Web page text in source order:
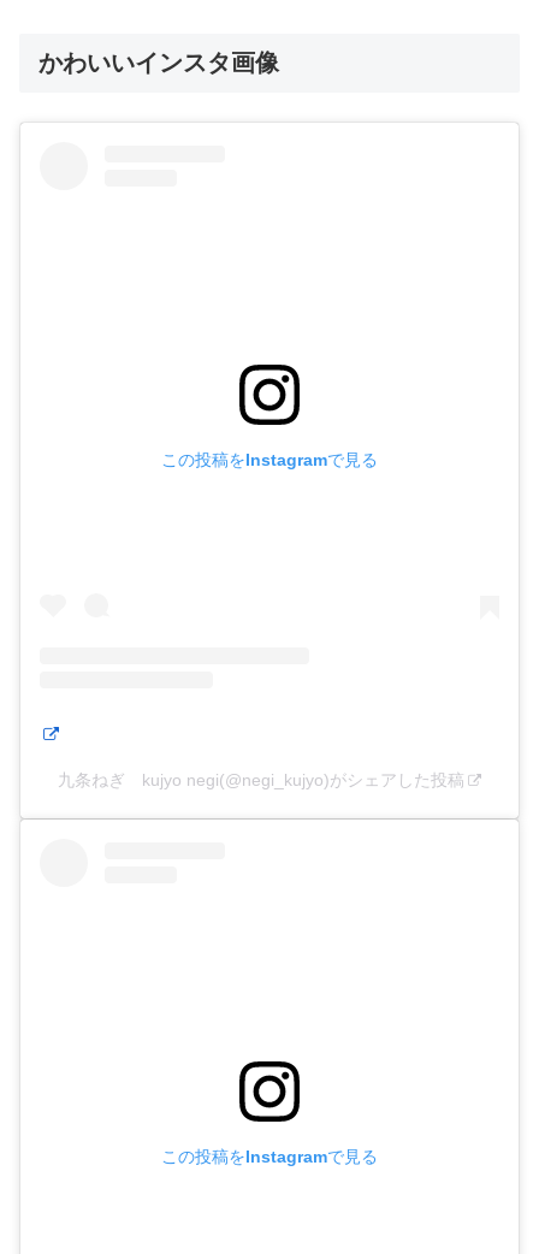
かわいいインスタ画像
この投稿をInstagramで見る
九条ねぎ kujyo negi(@negi_kujyo)がシェアした投稿
この投稿をInstagramで見る